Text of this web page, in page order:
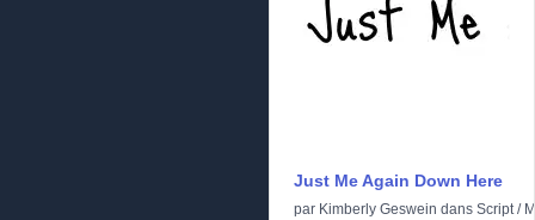
Just Me Again Down Here
par Kimberly Geswein dans Script/